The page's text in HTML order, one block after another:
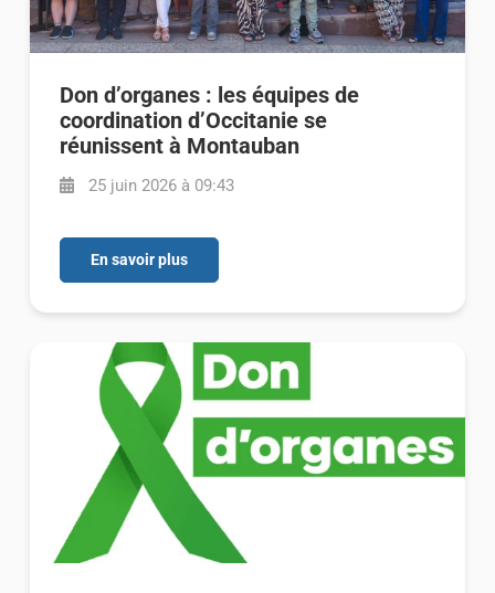
Don d’organes : les équipes de
coordination d’Occitanie se
réunissent à Montauban
25 juin 2026 à 09:43
En savoir plus